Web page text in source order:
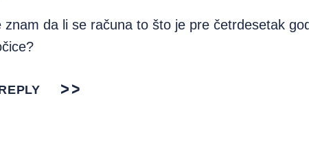
znam da li se računa to što je pre četrdesetak